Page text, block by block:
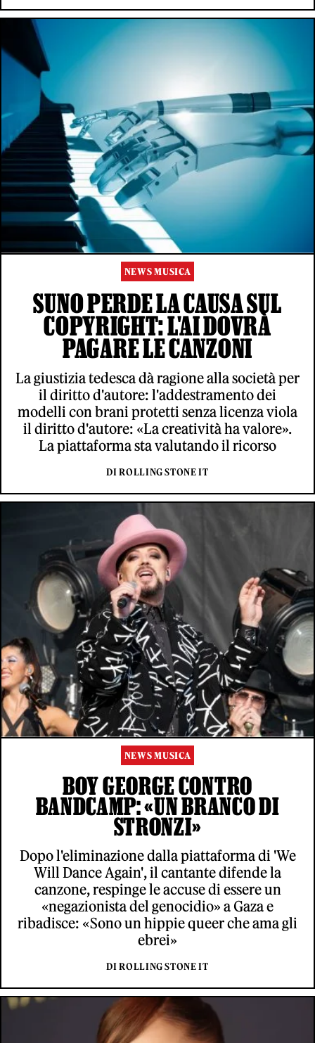
NEWS MUSICA
SUNO PERDE LA CAUSA SUL
COPYRIGHT: L'AI DOVRÀ
PAGARE LE CANZONI
La giustizia tedesca dà ragione alla società per
il diritto d'autore: l'addestramento dei
modelli con brani protetti senza licenza viola
il diritto d'autore: «La creatività ha valore».
La piattaforma sta valutando il ricorso
DI ROLLING STONE IT
NEWS MUSICA
BOY GEORGE CONTRO
BANDCAMP: «UN BRANCO DI
STRONZI»
Dopo l'eliminazione dalla piattaforma di 'We
Will Dance Again', il cantante difende la
canzone, respinge le accuse di essere un
«negazionista del genocidio» a Gaza e
ribadisce: «Sono un hippie queer che ama gli
ebrei»
DI ROLLING STONE IT